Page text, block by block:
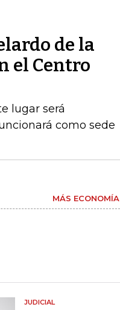
de la
el Centro
lugar será
como sede
MÁS ECONOMÍA
JUDICIAL